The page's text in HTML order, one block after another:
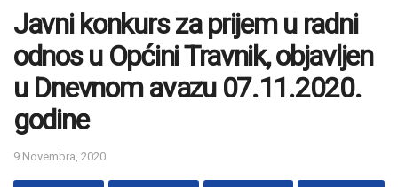
Javni konkurs za prijem u radni
odnos u Općini Travnik, objavljen
u Dnevnom avazu 07.11.2020.
godine
9 Novembra, 2020